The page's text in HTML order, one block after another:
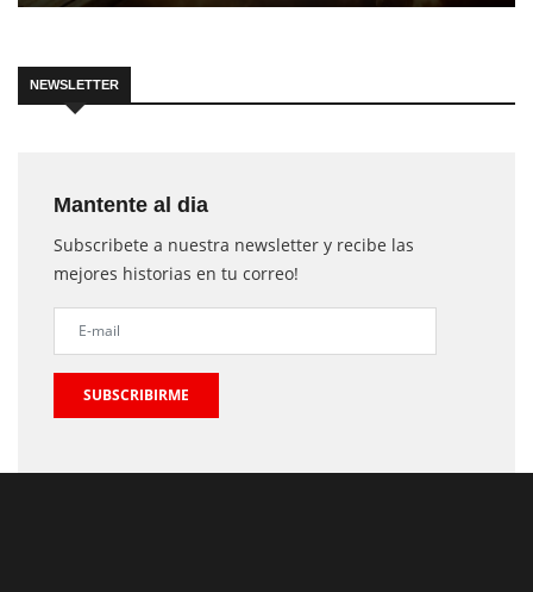
NEWSLETTER
Mantente al dia
Subscribete a nuestra newsletter y recibe las
mejores historias en tu correo!
SUBSCRIBIRME